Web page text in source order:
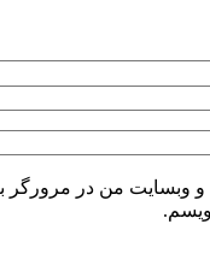
و وبسایت من در مرورگر